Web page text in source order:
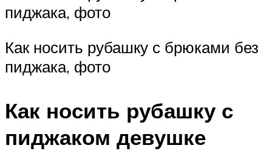
пиджака, фото
Как носить рубашку с брюками без
пиджака, фото
Как носить рубашку с
пиджаком девушке